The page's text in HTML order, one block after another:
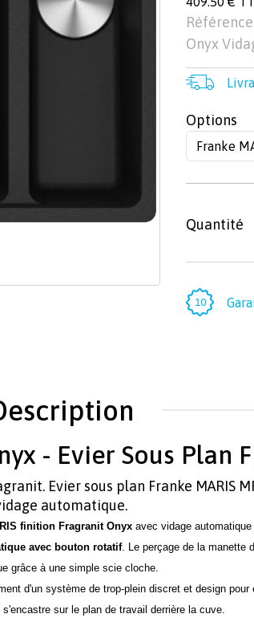
Référence
Onyx
Options
Quantité
- Evier Sous Plan
Evier sous plan Franke MARIS
automatique.
finition Fragranit Onyx avec vidage
avec bouton rotatif. Le perçage de la manette
grâce à une simple scie cloche.
d'un système de trop-plein discret et design pour
sur le plan de travail derrière la cuve.